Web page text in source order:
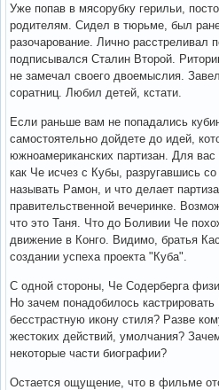
Уже попав в мясорубку герильи,
родителям. Сидел в тюрьме, был
разочарование. Лично расстреливал
подписывался Сталин Второй.
не замечал своего двоемыслия.
соратниц. Любил детей, кстати.
Если раньше вам не попадались
самостоятельно дойдете до идей,
южноамериканских партизан. Для вас
как Че исчез с Кубы, разругавшись
называть Рамон, и что делает
правительственной вечеринке.
что это Таня. Что до Боливии Че
движение в Конго. Видимо, братья
создании успеха проекта "Куба".
С одной стороны, Че Содерберга
Но зачем понадобилось
бесстрастную икону стиля? Разве
жестоких действий, умолчания?
некоторые части биографии?
Остается ощущение, что в фильме